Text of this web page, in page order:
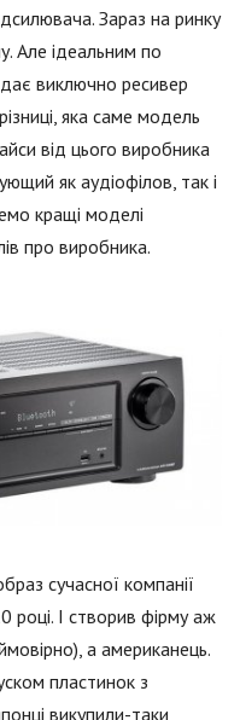
Зараз на ринку
Але ідеальним по
виключно ресивер
яка саме модель
від цього виробника
як аудіофілов, так і
кращі моделі
про виробника.
сучасної компанії
році. І створив фірму аж
а американець.
пластинок з
викупили-таки